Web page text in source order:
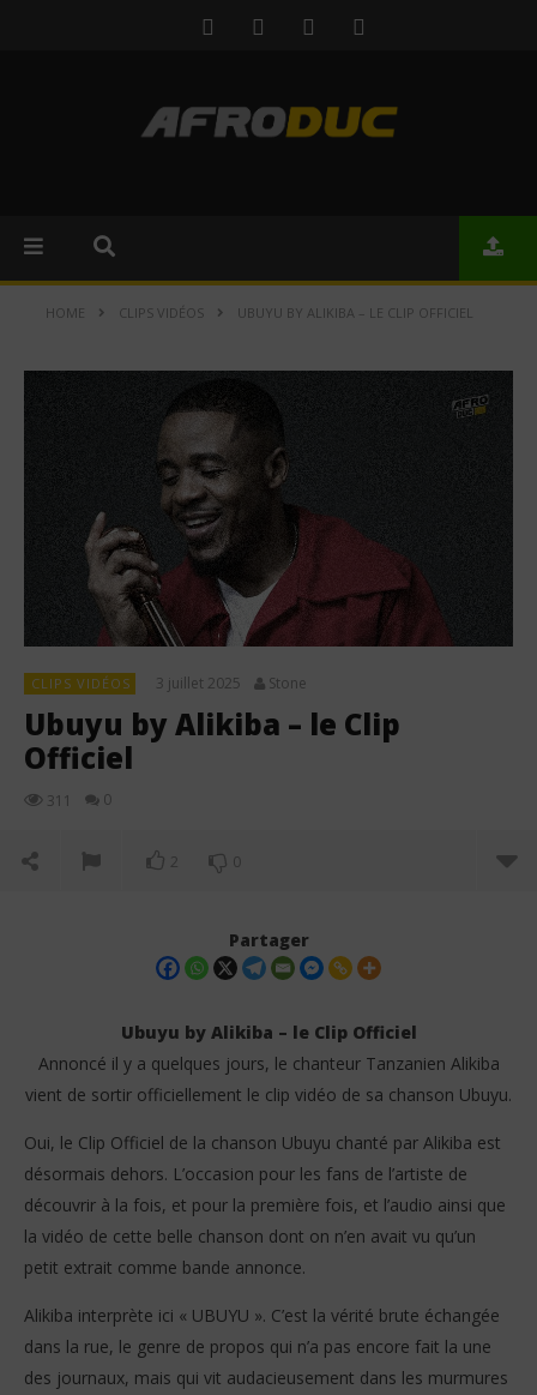
HOME CLIPS VIDÉOS UBUYU BY ALIKIBA – LE CLIP OFFICIEL
CLIPS VIDÉOS 3 juillet 2025 Stone
Ubuyu by Alikiba – le Clip
Officiel
311 0
2 0
NOW VIEWING
Ubuyu by Alikiba – le Clip Officiel
juillet
2025
Stone
Partager
Ubuyu by Alikiba – le Clip Officiel
Annoncé il y a quelques jours, le chanteur Tanzanien Alikiba
vient de sortir officiellement le clip vidéo de sa chanson Ubuyu.
Oui, le Clip Officiel de la chanson Ubuyu chanté par Alikiba est
désormais dehors. L’occasion pour les fans de l’artiste de
découvrir à la fois, et pour la première fois, et l’audio ainsi que
la vidéo de cette belle chanson dont on n’en avait vu qu’un
petit extrait comme bande annonce.
Alikiba interprète ici « UBUYU ». C’est la vérité brute échangée
dans la rue, le genre de propos qui n’a pas encore fait la une
des journaux, mais qui vit audacieusement dans les murmures